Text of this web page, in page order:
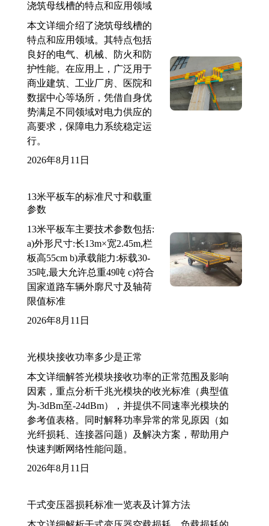
浇筑母线槽的特点和应用领域
本文详细介绍了浇筑母线槽的
特点和应用领域。其特点包括
良好的电气、机械、防火和防
护性能。在应用上，广泛用于
商业建筑、工业厂房、医院和
数据中心等场所，凭借自身优
势满足不同领域对电力供应的
高要求，保障电力系统稳定运
行。
2026年8月11日
13米平板车的标准尺寸和载重
参数
13米平板车主要技术参数包括:
a)外形尺寸:长13m×宽2.45m,栏
板高55cm b)承载能力:标载30-
35吨,最大允许总重49吨 c)符合
国家道路车辆外廓尺寸及轴荷
限值标准
2026年8月11日
光模块接收功率多少是正常
本文详细解答光模块接收功率的正常范围及影响
因素，重点分析千兆光模块的收光标准（典型值
为-3dBm至-24dBm），并提供不同速率光模块的
参考值表格。同时解释功率异常的常见原因（如
光纤损耗、连接器问题）及解决方案，帮助用户
快速判断网络性能问题。
2026年8月11日
干式变压器损耗标准一览表及计算方法